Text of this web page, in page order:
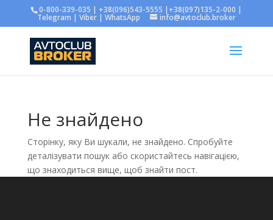
0-800-339-035 | +38(096)543-5555 |+38(097)135-2-000 |
Telegram | Viber | WhatsApp info@avtoclub.broker
Не знайдено
Сторінку, яку Ви шукали, не знайдено. Спробуйте
деталізувати пошук або скористайтесь навігацією,
що знаходиться вище, щоб знайти пост.